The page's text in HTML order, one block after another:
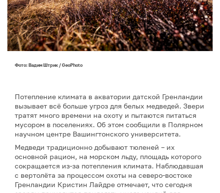
Фото: Вадим Штрик / GeoPhoto
Потепление климата в акватории датской Гренландии
вызывает всё больше угроз для белых медведей. Звери
тратят много времени на охоту и пытаются питаться
мусором в поселениях. Об этом сообщили в Полярном
научном центре Вашингтонского университета.
Медведи традиционно добывают тюленей – их
основной рацион, на морском льду, площадь которого
сокращается из-за потепления климата. Наблюдавшая
с вертолёта за процессом охоты на северо-востоке
Гренландии Кристин Лайдре отмечает, что сегодня